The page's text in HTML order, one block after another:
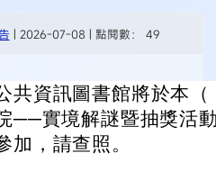
| 2026-07-08 | 點閱數： 49
共資訊圖書館將於本
──實境解謎暨抽獎活
加，請查照。